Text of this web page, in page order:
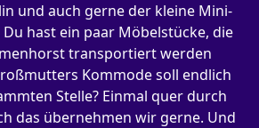
und auch gerne der kleine Mini-
hast ein paar Möbelstücke, die
transportiert werden
Kommode soll endlich
Stelle? Einmal quer durch
das übernehmen wir gerne. Und